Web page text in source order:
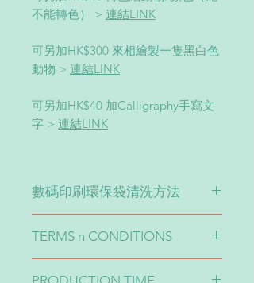
不能轉色） > 連結LINK
可另加HK$300 來相繪製一隻黑白色
動物 > 連結LINK
可另加HK$40 加Calligraphy手寫文
字 > 連結LINK
數碼印刷環保袋清洗方法
TERMS n CONDITIONS